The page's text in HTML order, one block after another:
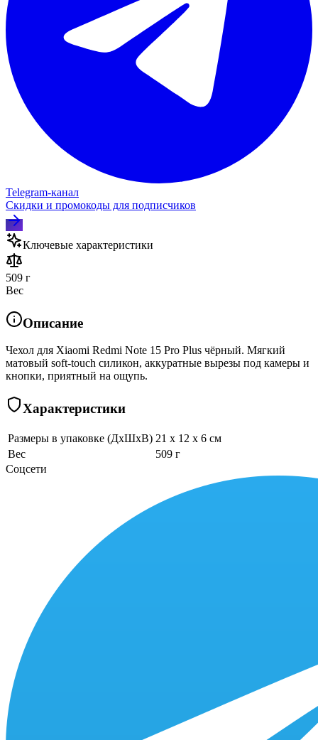
Telegram‑канал
Скидки и промокоды для подписчиков
Ключевые характеристики
509 г
Вес
Описание
Чехол для Xiaomi Redmi Note 15 Pro Plus чёрный. Мягкий
матовый soft-touch силикон, аккуратные вырезы под камеры и
кнопки, приятный на ощупь.
Характеристики
Размеры в упаковке (ДхШхВ) 21 x 12 x 6 см
Вес
509 г
Соцсети